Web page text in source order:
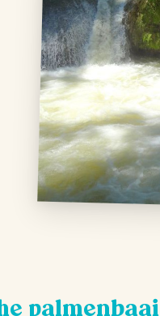
palmenbaai